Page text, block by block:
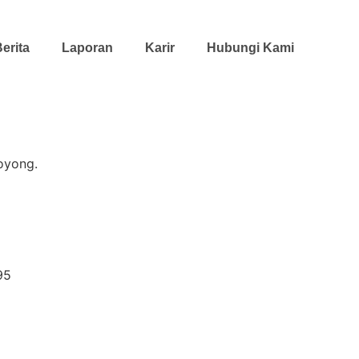
Laporan Karir Hubungi Kami